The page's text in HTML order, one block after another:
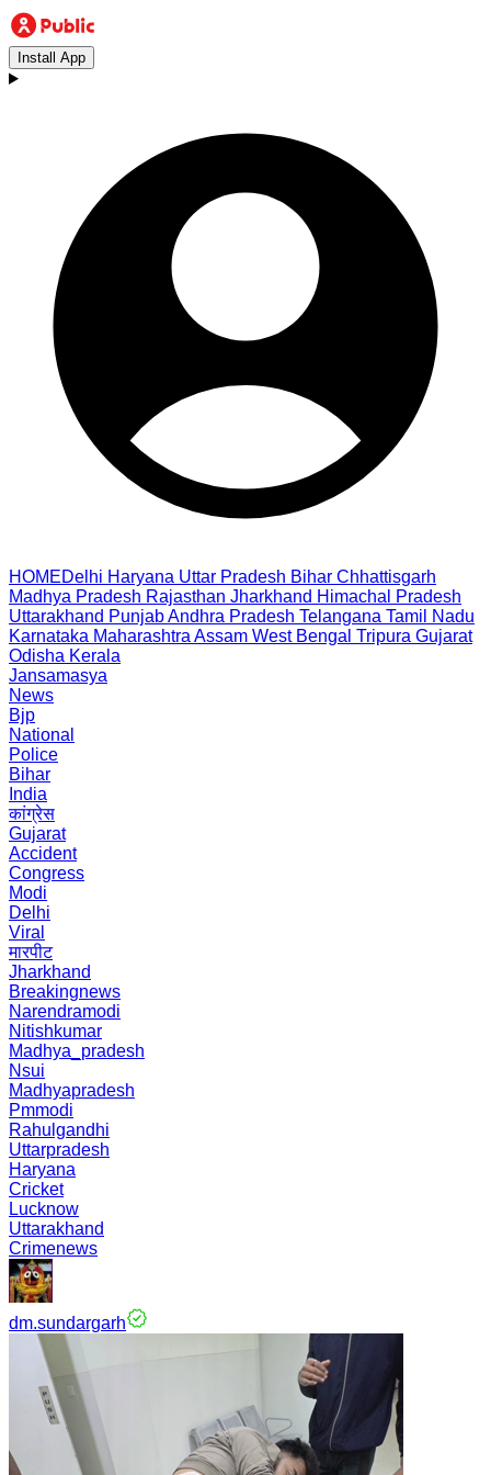
Install App
HOMEDelhi Haryana Uttar Pradesh Bihar Chhattisgarh
Madhya Pradesh Rajasthan Jharkhand Himachal Pradesh
Uttarakhand PunjabAndhra Pradesh Telangana Tamil Nadu
Karnataka Maharashtra Assam West Bengal Tripura Gujarat
Odisha Kerala
Jansamasya
News
Bjp
National
Police
Bihar
India
कांग्रेस
Gujarat
Accident
Congress
Modi
Delhi
Viral
मारपीट
Jharkhand
Breakingnews
Narendramodi
Nitishkumar
Madhya_pradesh
Nsui
Madhyapradesh
Pmmodi
Rahulgandhi
Uttarpradesh
Haryana
Cricket
Lucknow
Uttarakhand
Crimenews
dm.sundargarh